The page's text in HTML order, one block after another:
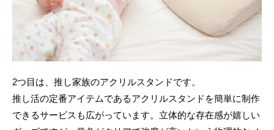
2つ目は、推し家族のアクリルスタンドです。
推し活の定番アイテムであるアクリルスタンドを簡単に制作
できるサービスも広がっています。立体的な存在感が嬉しい